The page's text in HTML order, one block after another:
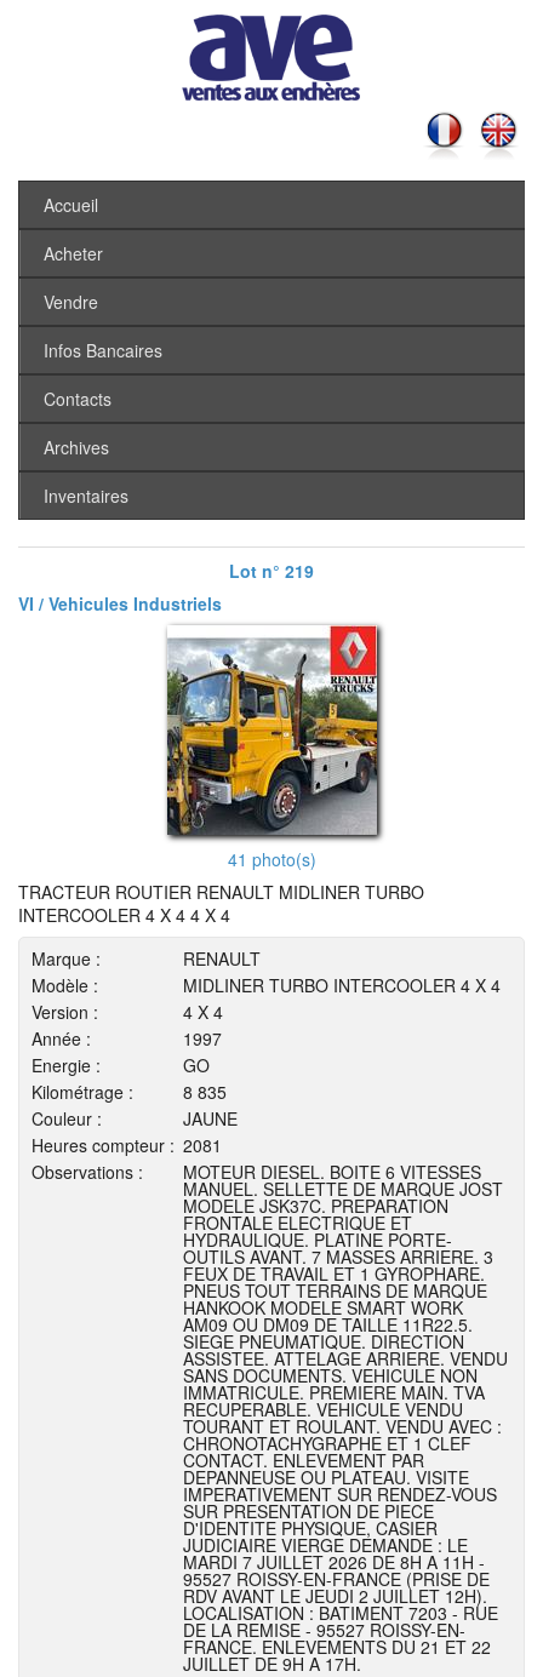
Accueil
Acheter
Vendre
Infos Bancaires
Contacts
Archives
Inventaires
Lot n° 219
VI / Vehicules Industriels
41 photo(s)
TRACTEUR ROUTIER RENAULT MIDLINER TURBO
INTERCOOLER 4 X 4 4 X 4
Marque :
RENAULT
Modèle :
MIDLINER TURBO INTERCOOLER 4 X 4
Version :
4 X 4
Année :
1997
Energie :
GO
Kilométrage :
8 835
Couleur :
JAUNE
Heures compteur : 2081
Observations :
MOTEUR DIESEL. BOITE 6 VITESSES
MANUEL. SELLETTE DE MARQUE JOST
MODELE JSK37C. PREPARATION
FRONTALE ELECTRIQUE ET
HYDRAULIQUE. PLATINE PORTE-
OUTILS AVANT. 7 MASSES ARRIERE. 3
FEUX DE TRAVAIL ET 1 GYROPHARE.
PNEUS TOUT TERRAINS DE MARQUE
HANKOOK MODELE SMART WORK
AM09 OU DM09 DE TAILLE 11R22.5.
SIEGE PNEUMATIQUE. DIRECTION
ASSISTEE. ATTELAGE ARRIERE. VENDU
SANS DOCUMENTS. VEHICULE NON
IMMATRICULE. PREMIERE MAIN. TVA
RECUPERABLE. VEHICULE VENDU
TOURANT ET ROULANT. VENDU AVEC :
CHRONOTACHYGRAPHE ET 1 CLEF
CONTACT. ENLEVEMENT PAR
DEPANNEUSE OU PLATEAU. VISITE
IMPERATIVEMENT SUR RENDEZ-VOUS
SUR PRESENTATION DE PIECE
D'IDENTITE PHYSIQUE, CASIER
JUDICIAIRE VIERGE DEMANDE : LE
MARDI 7 JUILLET 2026 DE 8H A 11H -
95527 ROISSY-EN-FRANCE (PRISE DE
RDV AVANT LE JEUDI 2 JUILLET 12H).
LOCALISATION : BATIMENT 7203 - RUE
DE LA REMISE - 95527 ROISSY-EN-
FRANCE. ENLEVEMENTS DU 21 ET 22
JUILLET DE 9H A 17H.